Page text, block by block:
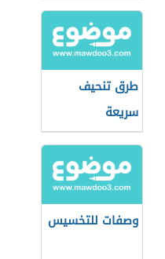
طرق تنحيف
سريعة
وصفات للتخسيس